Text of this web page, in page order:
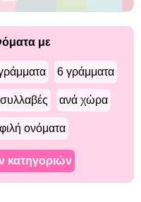
με
6 γράμματα
ανά χώρα
ονόματα
κατηγοριών